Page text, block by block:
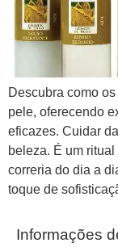
Descubra como
pele, oferecendo
eficazes. Cuidar
beleza. É um
correria do dia a
toque de
Informações